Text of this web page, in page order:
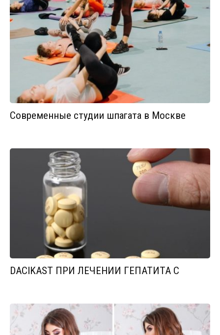
Современные студии шпагата в Москве
DACIKAST ПРИ ЛЕЧЕНИИ ГЕПАТИТА С